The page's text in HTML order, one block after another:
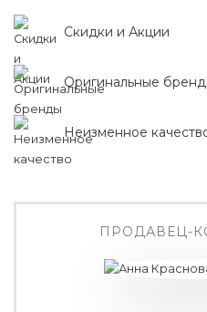
Скидки и Акции
Оригинальные
Неизменное
ПРОДАВЕЦ-